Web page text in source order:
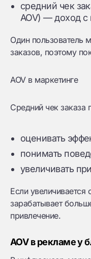
средний чек
AOV) — доход с
Один пользователь
заказов, поэтому
AOV в маркетинге
Средний чек заказа
оценивать
понимать
увеличивать
Если увеличивается
зарабатывает
привлечение.
AOV в рекламе у